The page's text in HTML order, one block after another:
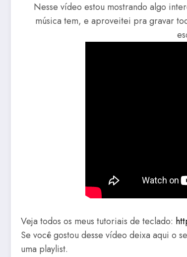
Nesse vídeo estou mostrando algo
música tem, e aproveitei pra gravar
Veja todos os meus tutoriais de teclado:
Se você gostou desse vídeo deixa aqui o
uma playlist.